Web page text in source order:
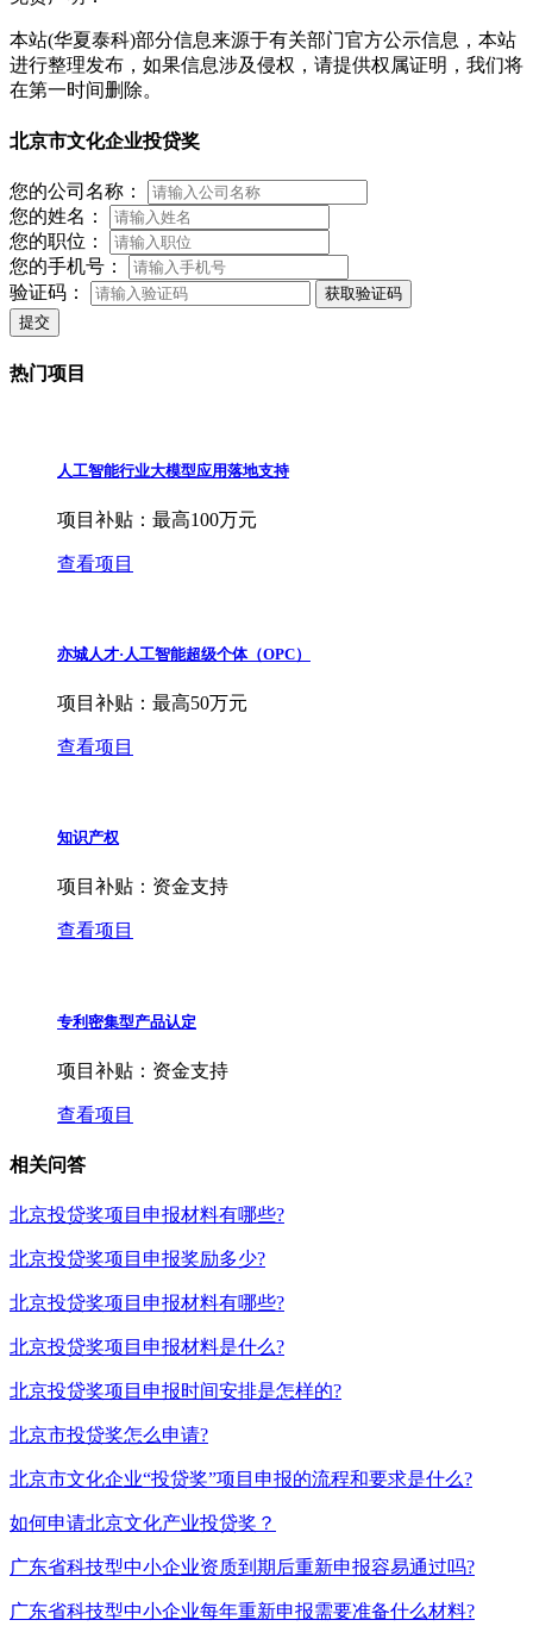
本站(华夏泰科)部分信息来源于有关部门官方公示信息，本站
进行整理发布，如果信息涉及侵权，请提供权属证明，我们将
在第一时间删除。
北京市文化企业投贷奖
您的公司名称：
您的姓名：
您的职位：
您的手机号：
验证码：
获取验证码
提交
热门项目
人工智能行业大模型应用落地支持
项目补贴： 最高100万元
查看项目
亦城人才·人工智能超级个体（OPC）
项目补贴： 最高50万元
查看项目
知识产权
项目补贴： 资金支持
查看项目
专利密集型产品认定
项目补贴： 资金支持
查看项目
相关问答
北京投贷奖项目申报材料有哪些?
北京投贷奖项目申报奖励多少?
北京投贷奖项目申报材料有哪些?
北京投贷奖项目申报材料是什么?
北京投贷奖项目申报时间安排是怎样的?
北京市投贷奖怎么申请?
北京市文化企业“投贷奖”项目申报的流程和要求是什么?
如何申请北京文化产业投贷奖？
广东省科技型中小企业资质到期后重新申报容易通过吗?
广东省科技型中小企业每年重新申报需要准备什么材料?